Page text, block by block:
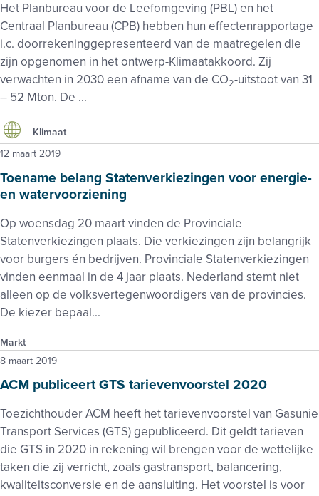
Het Planbureau voor de Leefomgeving (PBL) en het
Centraal Planbureau (CPB) hebben hun effectenrapportage
i.c. doorrekeninggepresenteerd van de maatregelen die
zijn opgenomen in het ontwerp-Klimaatakkoord. Zij
verwachten in 2030 een afname van de CO2-uitstoot van 31
– 52 Mton. De ...
Klimaat
Toename belang Statenverkiezingen voor energie-
en watervoorziening
Op woensdag 20 maart vinden de Provinciale
Statenverkiezingen plaats. Die verkiezingen zijn belangrijk
voor burgers én bedrijven. Provinciale Statenverkiezingen
vinden eenmaal in de 4 jaar plaats. Nederland stemt niet
alleen op de volksvertegenwoordigers van de provincies.
De kiezer bepaal...
12 maart 2019
Markt
ACM publiceert GTS tarievenvoorstel 2020
Toezichthouder ACM heeft het tarievenvoorstel van Gasunie
Transport Services (GTS) gepubliceerd. Dit geldt tarieven
die GTS in 2020 in rekening wil brengen voor de wettelijke
taken die zij verricht, zoals gastransport, balancering,
kwaliteitsconversie en de aansluiting. Het voorstel is voor
8 maart 2019